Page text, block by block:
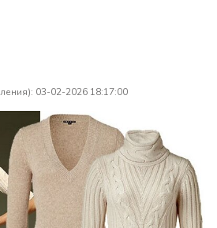
03-02-2026 18:17:00